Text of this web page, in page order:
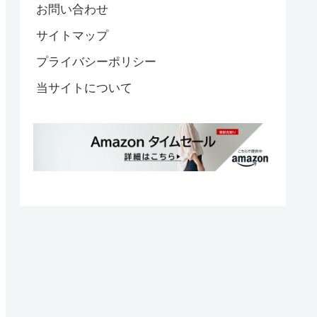
お問い合わせ
サイトマップ
プライバシーポリシー
当サイトについて